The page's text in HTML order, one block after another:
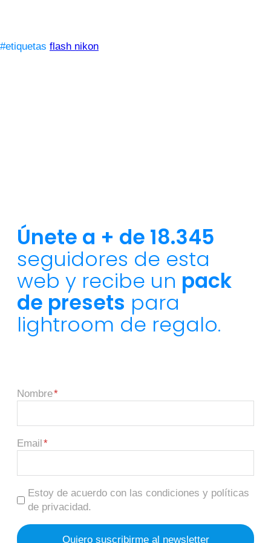
#etiquetas flash nikon
Únete a + de 18.345
seguidores de esta
web y recibe un pack
de presets para
lightroom de regalo.
Nombre
Email
Estoy de acuerdo con las condiciones y políticas
de privacidad.